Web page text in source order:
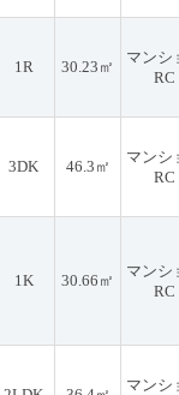
1R 30.23㎡
マンシ
RC
3DK 46.3㎡
マンシ
RC
1K 30.66㎡
マンシ
RC
マンシ